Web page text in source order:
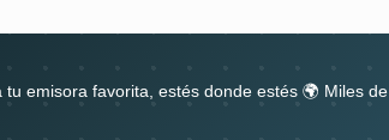
tu emisora favorita, estés donde estés 🌍 Miles de